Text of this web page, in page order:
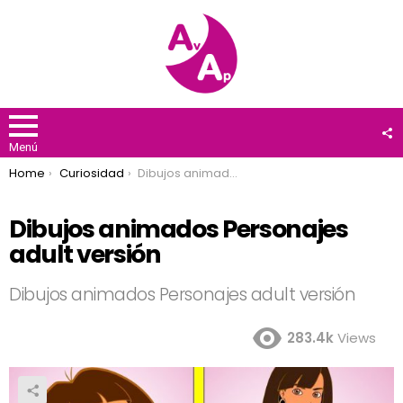
Menú
You are here:
Home Curiosidad Dibujos animados Personajes adult versión
Dibujos animados Personajes
adult versión
Dibujos animados Personajes adult versión
283.4kViews